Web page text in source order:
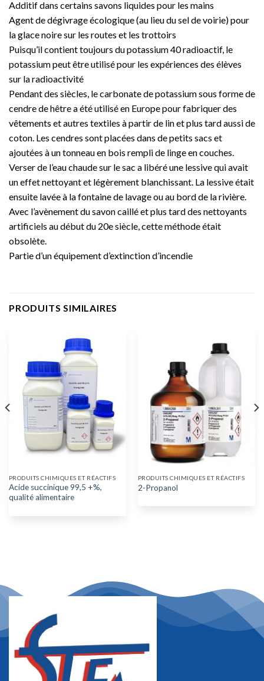
Additif dans certains savons liquides pour les mains
Agent de dégivrage écologique (au lieu du sel de voirie) pour
la glace noire sur les routes et les trottoirs
Puisqu’il contient toujours du potassium 40 radioactif, le
potassium peut être utilisé pour les expériences des élèves
sur la radioactivité
Pendant des siècles, le carbonate de potassium sous forme de
cendre de hêtre a été utilisé en Europe pour fabriquer des
vêtements et autres textiles à partir de lin et plus tard aussi de
coton. Les cendres sont placées dans de petits sacs et
ajoutées à un tonneau en bois rempli de linge en couches.
Verser de l’eau chaude sur le sac a libéré une lessive qui avait
un effet nettoyant et légèrement blanchissant. La lessive était
ensuite lavée à la fontaine de lavage ou au bord de la rivière.
Avec l’avènement du savon caillé et plus tard des nettoyants
artificiels au début du 20e siècle, cette méthode était
obsolète.
Partie d’un équipement d’extinction d’incendie
PRODUITS SIMILAIRES
PRODUITS CHIMIQUES ET RÉACTIFS
Acide succinique 99,5 +%,
qualité alimentaire
PRODUITS CHIMIQUES ET RÉACTIFS
2-Propanol